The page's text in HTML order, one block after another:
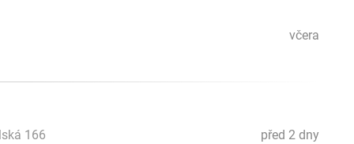
včera
před 2 dny
166